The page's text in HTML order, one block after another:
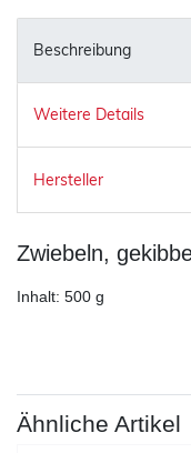
Beschreibung
Weitere Details
Hersteller
Zwiebeln,
Inhalt: 500 g
Ähnliche Artikel